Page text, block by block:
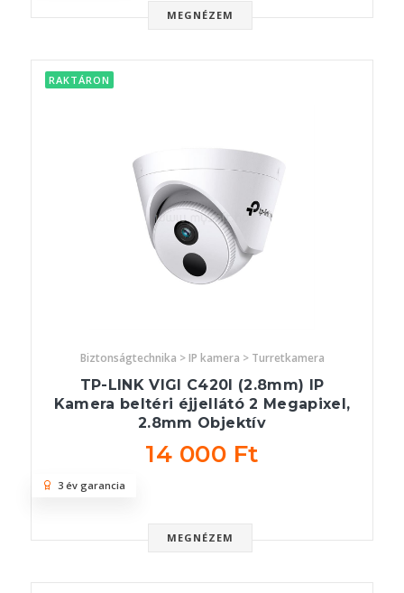
MEGNÉZEM
RAKTÁRON
Biztonságtechnika > IP kamera > Turretkamera
TP-LINK VIGI C420I (2.8mm) IP
Kamera beltéri éjjellátó 2 Megapixel,
2.8mm Objektív
14 000 Ft
MEGNÉZEM
3 év garancia